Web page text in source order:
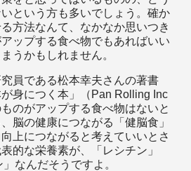
という方も多いでしょう。確か
方法なんて、なかなか思いつき
ップする食べ物でもあればいい
うかもしれません。
員である松本幸夫さんの著書
が身につく本」（Pan Rolling Inc
のがアップする食べ物はないと
脳の健康につながる「健脳食」
上につながると考えていいとさ
的な栄養素が、「レシチン」
なんだそうですよ。